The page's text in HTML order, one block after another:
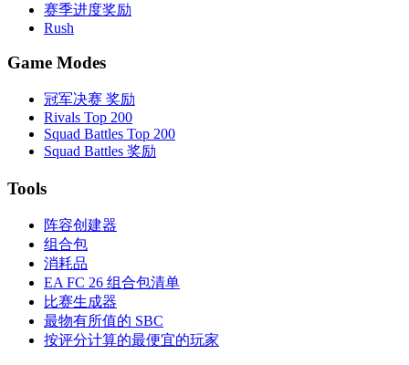
赛季进度奖励
Rush
Game Modes
冠军决赛 奖励
Rivals Top 200
Squad Battles Top 200
Squad Battles 奖励
Tools
阵容创建器
组合包
消耗品
EA FC 26 组合包清单
比赛生成器
最物有所值的 SBC
按评分计算的最便宜的玩家